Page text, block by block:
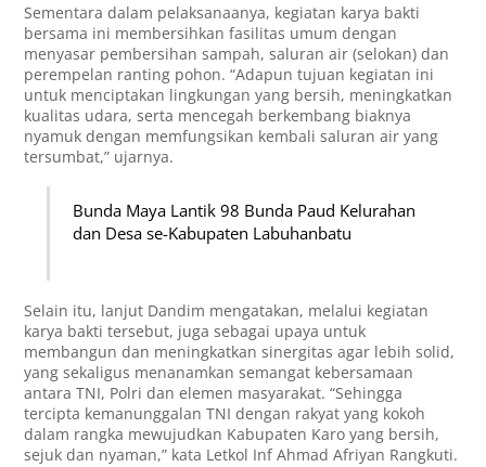
Sementara dalam pelaksanaanya, kegiatan karya bakti
bersama ini membersihkan fasilitas umum dengan
menyasar pembersihan sampah, saluran air (selokan) dan
perempelan ranting pohon. “Adapun tujuan kegiatan ini
untuk menciptakan lingkungan yang bersih, meningkatkan
kualitas udara, serta mencegah berkembang biaknya
nyamuk dengan memfungsikan kembali saluran air yang
tersumbat,” ujarnya.
Bunda Maya Lantik 98 Bunda Paud Kelurahan
dan Desa se-Kabupaten Labuhanbatu
Selain itu, lanjut Dandim mengatakan, melalui kegiatan
karya bakti tersebut, juga sebagai upaya untuk
membangun dan meningkatkan sinergitas agar lebih solid,
yang sekaligus menanamkan semangat kebersamaan
antara TNI, Polri dan elemen masyarakat. “Sehingga
tercipta kemanunggalan TNI dengan rakyat yang kokoh
dalam rangka mewujudkan Kabupaten Karo yang bersih,
sejuk dan nyaman,” kata Letkol Inf Ahmad Afriyan Rangkuti.